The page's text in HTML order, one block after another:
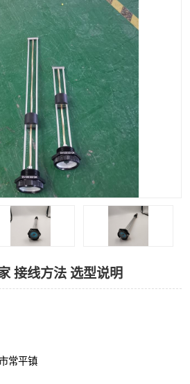
接线方法 选型说明
常平镇
油位表
浮球阀
转速表